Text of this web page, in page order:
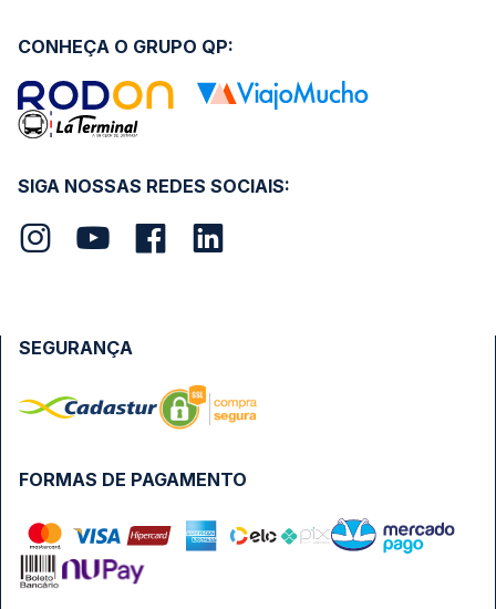
SIGA NOSSAS REDES SOCIAIS:
CONHEÇA O GRUPO QP:
FORMAS DE PAGAMENTO
SEGURANÇA